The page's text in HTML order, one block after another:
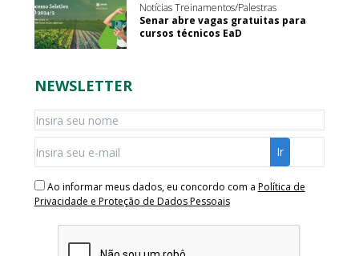
Notícias Treinamentos/Palestras
Senar abre vagas gratuitas para
cursos técnicos EaD
NEWSLETTER
Ao informar meus dados, eu concordo com a Política de
Privacidade e Proteção de Dados Pessoais